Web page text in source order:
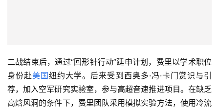
二战结束后，通过“回形针行动”延申计划，费里以学术职位
身份赴美国纽约大学。后来受到西奥多·冯·卡门赏识与引
荐，加入空军研究实验室，参与高超音速推进项目。在缺乏
高焓风洞的条件下，费里团队采用模拟实验方法，使用冷流